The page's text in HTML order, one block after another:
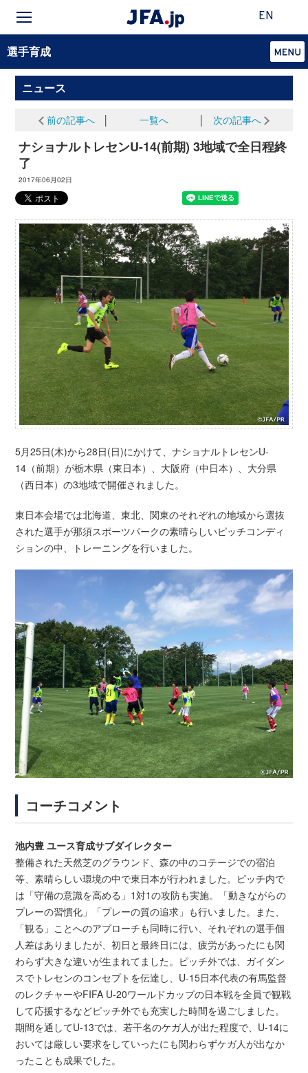
EN
選手育成
ニュース
前の記事へ 一覧へ 次の記事へ
ナショナルトレセンU-14(前期) 3地域で全日程終
了
2017年06月02日
5月25日(木)から28日(日)にかけて、ナショナルトレセンU-
14（前期）が栃木県（東日本）、大阪府（中日本）、大分県
（西日本）の3地域で開催されました。
東日本会場では北海道、東北、関東のそれぞれの地域から選抜
された選手が那須スポーツパークの素晴らしいピッチコンディ
ションの中、トレーニングを行いました。
コーチコメント
池内豊 ユース育成サブダイレクター
整備された天然芝のグラウンド、森の中のコテージでの宿泊
等、素晴らしい環境の中で東日本が行われました。ピッチ内で
は「守備の意識を高める」1対1の攻防も実施。「動きながらの
プレーの習慣化」「プレーの質の追求」も行いました。また、
「観る」ことへのアプローチも同時に行い、それぞれの選手個
人差はありましたが、初日と最終日には、疲労があったにも関
わらず大きな違いが生まれてました。ピッチ外では、ガイダン
スでトレセンのコンセプトを伝達し、U-15日本代表の有馬監督
のレクチャーやFIFA U-20ワールドカップの日本戦を全員で観戦
して応援するなどピッチ外でも充実した時間を過ごしました。
期間を通してU-13では、若干名のケガ人が出た程度で、U-14に
おいては厳しい要求をしていったにも関わらずケガ人が出なか
ったことも成果でした。